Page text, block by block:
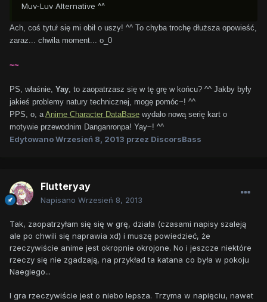
Muv-Luv Alternative ^^
Ach, coś tytuł się mi obił o uszy! ^^ To chyba trochę dłuższa opowieść,
zaraz... chwila moment... o_0
~~
PS, właśnie, Yay, to zaopatrzasz się w tę grę w końcu? ^^ Jakby były
jakieś problemy natury technicznej, mogę pomóc~! ^^
PPS, o, aAnime Character DataBase wydało nową serię kart o
motywie przewodnim Danganronpa! Yay~! ^^
EdytowanoWrzesień 8, 2013 przez DiscorsBass
Flutteryay
Napisano Wrzesień 8, 2013
Tak, zaopatrzyłam się się w grę, działa (czasami napisy szaleją
ale po chwili się naprawia xd) i muszę powiedzieć, że
rzeczywiście anime jest okropnie okrojone. No i jeszcze niektóre
rzeczy się nie zgadzają, na przykład ta katana co była w pokoju
Naegiego...
I gra rzeczywiście jest o niebo lepsza. Trzyma w napięciu, nawet